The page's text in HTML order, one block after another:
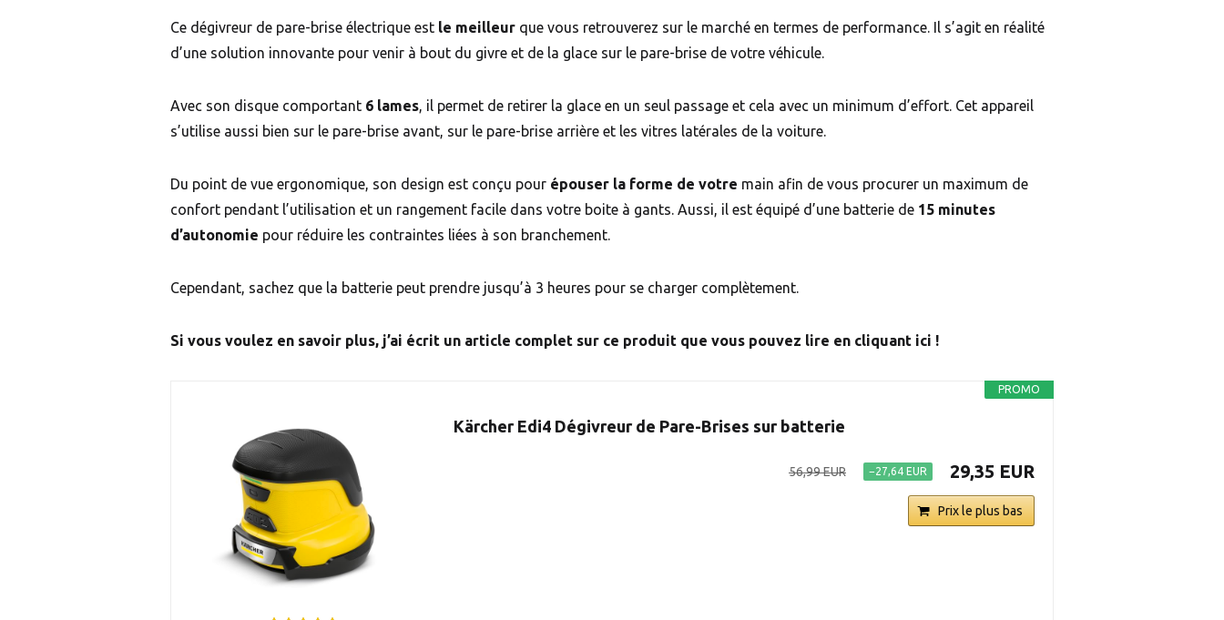
Ce dégivreur de pare-brise électrique est le meilleur que vous retrouverez sur le marché en termes de performance. Il s’agit en réalité
d’une solution innovante pour venir à bout du givre et de la glace sur le pare-brise de votre véhicule.
Avec son disque comportant 6 lames, il permet de retirer la glace en un seul passage et cela avec un minimum d’effort. Cet appareil
s’utilise aussi bien sur le pare-brise avant, sur le pare-brise arrière et les vitres latérales de la voiture.
Du point de vue ergonomique, son design est conçu pour épouser la forme de votre main afin de vous procurer un maximum de
confort pendant l’utilisation et un rangement facile dans votre boite à gants. Aussi, il est équipé d’une batterie de 15 minutes
d’autonomie pour réduire les contraintes liées à son branchement.
Cependant, sachez que la batterie peut prendre jusqu’à 3 heures pour se charger complètement.
Si vous voulez en savoir plus, j’ai écrit un article complet sur ce produit que vous pouvez lire en cliquant ici !
PROMO
Kärcher Edi4 Dégivreur de Pare-Brises sur batterie
56,99 EUR −27,64 EUR 29,35 EUR
Prix le plus bas